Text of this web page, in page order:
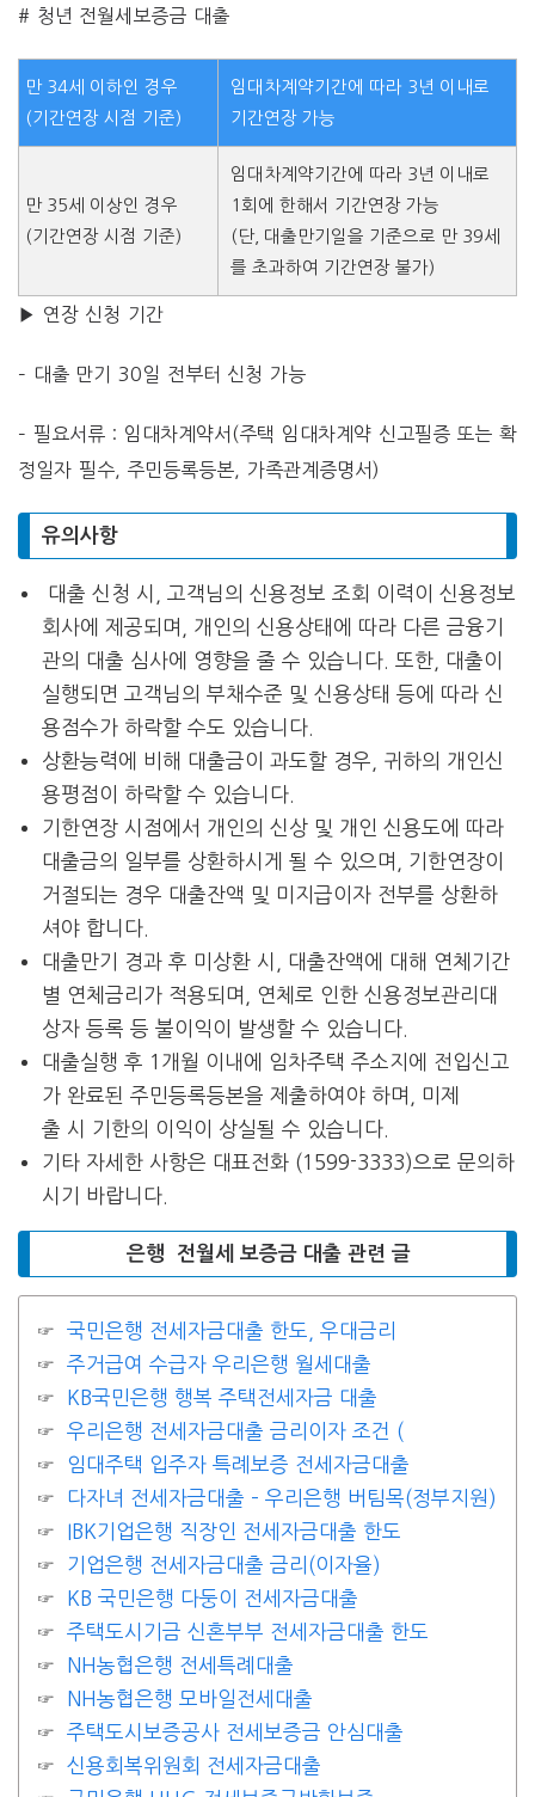
# 청년 전월세보증금 대출
만 34세 이하인 경우
(기간연장 시점 기준)
임대차계약기간에 따라 3년 이내로
기간연장 가능
만 35세 이상인 경우
(기간연장 시점 기준)
임대차계약기간에 따라 3년 이내로
1회에 한해서 기간연장 가능
(단, 대출만기일을 기준으로 만 39세
를 초과하여 기간연장 불가)
▶ 연장 신청 기간
– 대출 만기 30일 전부터 신청 가능
– 필요서류 : 임대차계약서(주택 임대차계약 신고필증 또는 확
정일자 필수, 주민등록등본, 가족관계증명서)
유의사항
대출 신청 시, 고객님의 신용정보 조회 이력이 신용정보
회사에 제공되며, 개인의 신용상태에 따라 다른 금융기
관의 대출 심사에 영향을 줄 수 있습니다. 또한, 대출이
실행되면 고객님의 부채수준 및 신용상태 등에 따라 신
용점수가 하락할 수도 있습니다.
상환능력에 비해 대출금이 과도할 경우, 귀하의 개인신
용평점이 하락할 수 있습니다.
기한연장 시점에서 개인의 신상 및 개인 신용도에 따라
대출금의 일부를 상환하시게 될 수 있으며, 기한연장이
거절되는 경우 대출잔액 및 미지급이자 전부를 상환하
셔야 합니다.
대출만기 경과 후 미상환 시, 대출잔액에 대해 연체기간
별 연체금리가 적용되며, 연체로 인한 신용정보관리대
상자 등록 등 불이익이 발생할 수 있습니다.
대출실행 후 1개월 이내에 임차주택 주소지에 전입신고
가 완료된 주민등록등본을 제출하여야 하며, 미제
출 시 기한의 이익이 상실될 수 있습니다.
기타 자세한 사항은 대표전화 (1599-3333)으로 문의하
시기 바랍니다.
은행 전월세 보증금 대출 관련 글
국민은행 전세자금대출 한도, 우대금리
주거급여 수급자 우리은행 월세대출
KB국민은행 행복 주택전세자금 대출
우리은행 전세자금대출 금리이자 조건 (
임대주택 입주자 특례보증 전세자금대출
다자녀 전세자금대출 – 우리은행 버팀목(정부지원)
IBK기업은행 직장인 전세자금대출 한도
기업은행 전세자금대출 금리(이자율)
KB 국민은행 다둥이 전세자금대출
주택도시기금 신혼부부 전세자금대출 한도
NH농협은행 전세특례대출
NH농협은행 모바일전세대출
주택도시보증공사 전세보증금 안심대출
신용회복위원회 전세자금대출